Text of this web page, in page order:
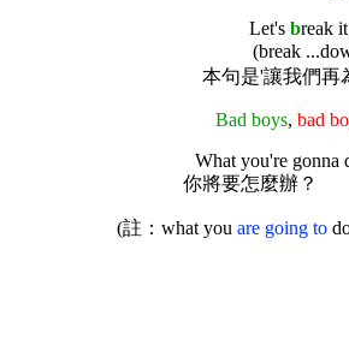
Let's break
(break
本句是'讓我們再
Bad boys, bad
What you're gonna
你將要怎麼辦
(註：what you are going to